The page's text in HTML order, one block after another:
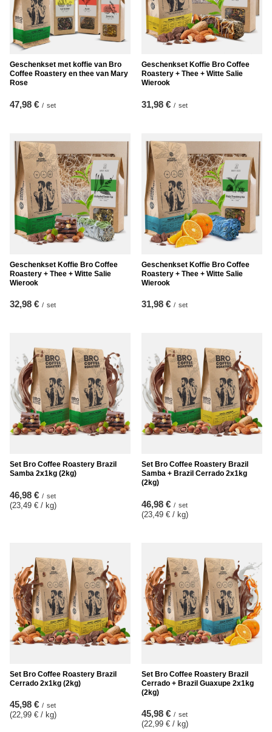
Geschenkset met koffie van Bro
Coffee Roastery en thee van Mary
Rose
47,98 € / set
Geschenkset Koffie Bro Coffee
Roastery + Thee + Witte Salie
Wierook
31,98 € / set
Geschenkset Koffie Bro Coffee
Roastery + Thee + Witte Salie
Wierook
32,98 € / set
Geschenkset Koffie Bro Coffee
Roastery + Thee + Witte Salie
Wierook
31,98 € / set
Set Bro Coffee Roastery Brazil
Samba 2x1kg (2kg)
46,98 € / set
(23,49 € / kg)
Set Bro Coffee Roastery Brazil
Samba + Brazil Cerrado 2x1kg
(2kg)
46,98 € / set
(23,49 € / kg)
Set Bro Coffee Roastery Brazil
Cerrado 2x1kg (2kg)
45,98 € / set
(22,99 € / kg)
Set Bro Coffee Roastery Brazil
Cerrado + Brazil Guaxupe 2x1kg
(2kg)
45,98 € / set
(22,99 € / kg)